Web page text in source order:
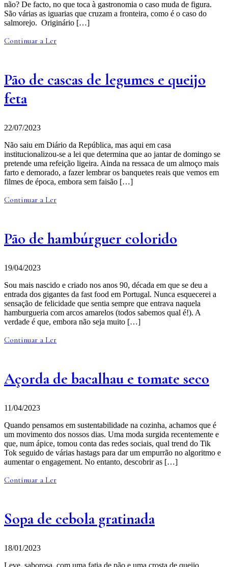
não? De facto, no que toca à gastronomia o caso muda de figura.
São várias as iguarias que cruzam a fronteira, como é o caso do
salmorejo. Originário […]
Continuar a Ler
Pão de cascas de legumes e queijo
feta
22/07/2023
Não saiu em Diário da República, mas aqui em casa
institucionalizou-se a lei que determina que ao jantar de domingo se
pretende uma refeição ligeira. Ainda na ressaca de um almoço mais
farto e demorado, a fazer lembrar os banquetes reais que vemos em
filmes de época, embora sem faisão […]
Continuar a Ler
Pão de hambúrguer colorido
19/04/2023
Sou mais nascido e criado nos anos 90, década em que se deu a
entrada dos gigantes da fast food em Portugal. Nunca esquecerei a
sensação de felicidade que sentia sempre que entrava naquela
hamburgueria com arcos amarelos (todos sabemos qual é!). A
verdade é que, embora não seja muito […]
Continuar a Ler
Açorda de bacalhau e tomate seco
11/04/2023
Quando pensamos em sustentabilidade na cozinha, achamos que é
um movimento dos nossos dias. Uma moda surgida recentemente e
que, num ápice, tomou conta das redes sociais, qual trend do Tik
Tok seguido de várias hastags para dar um empurrão no algoritmo e
aumentar o engagement. No entanto, descobrir as […]
Continuar a Ler
Sopa de cebola gratinada
18/01/2023
Leve, saborosa, com uma fatia de pão e uma crosta de queijo